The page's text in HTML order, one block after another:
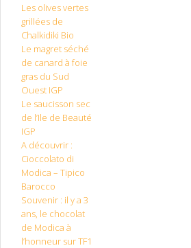
Les olives vertes
grillées de
Chalkidiki Bio
Le magret séché
de canard à foie
gras du Sud
Ouest IGP
Le saucisson sec
de l’Ile de Beauté
IGP
A découvrir :
Cioccolato di
Modica – Tipico
Barocco
Souvenir : il y a 3
ans, le chocolat
de Modica à
l’honneur sur TF1